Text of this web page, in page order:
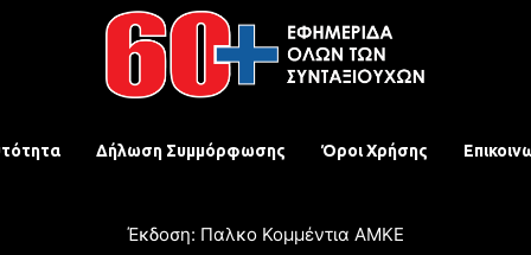
Δήλωση Συμμόρφωσης Όροι Χρήσης
Έκδοση: Παλκο Κομμέντια ΑΜΚΕ